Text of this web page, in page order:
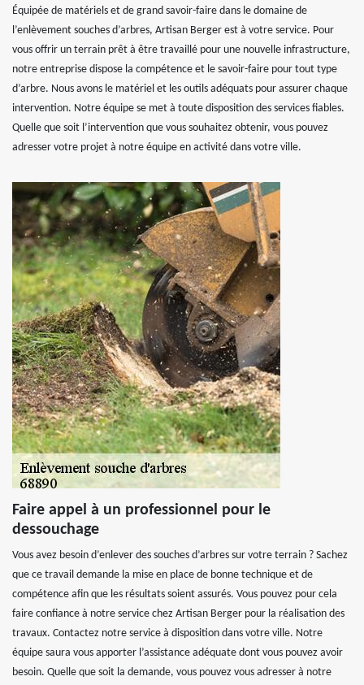
Équipée de matériels et de grand savoir-faire dans le domaine de
l’enlèvement souches d’arbres, Artisan Berger est à votre service. Pour
vous offrir un terrain prêt à être travaillé pour une nouvelle infrastructure,
notre entreprise dispose la compétence et le savoir-faire pour tout type
d’arbre. Nous avons le matériel et les outils adéquats pour assurer chaque
intervention. Notre équipe se met à toute disposition des services fiables.
Quelle que soit l’intervention que vous souhaitez obtenir, vous pouvez
adresser votre projet à notre équipe en activité dans votre ville.
Faire appel à un professionnel pour le
dessouchage
Vous avez besoin d’enlever des souches d’arbres sur votre terrain ? Sachez
que ce travail demande la mise en place de bonne technique et de
compétence afin que les résultats soient assurés. Vous pouvez pour cela
faire confiance à notre service chez Artisan Berger pour la réalisation des
travaux. Contactez notre service à disposition dans votre ville. Notre
équipe saura vous apporter l’assistance adéquate dont vous pouvez avoir
besoin. Quelle que soit la demande, vous pouvez vous adresser à notre